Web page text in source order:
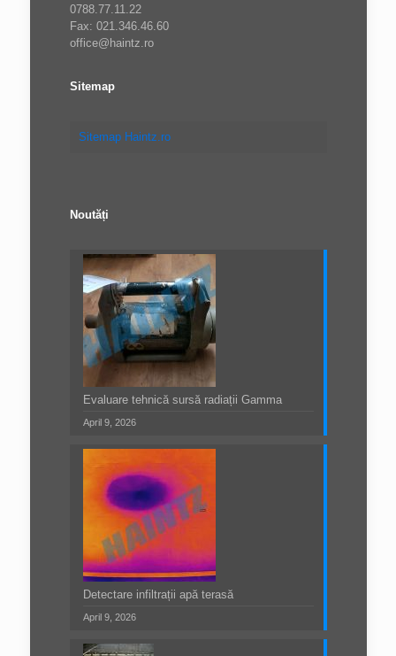
0788.77.11.22
Fax: 021.346.46.60
office@haintz.ro
Sitemap
Sitemap Haintz.ro
Noutăți
Evaluare tehnică sursă radiații Gamma
April 9, 2026
Detectare infiltrații apă terasă
April 9, 2026